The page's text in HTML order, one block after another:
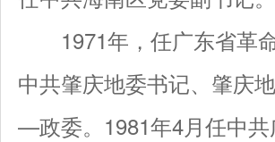
1971年，任广东省革命
中共肇庆地委书记、肇庆
—政委。1981年4月任中